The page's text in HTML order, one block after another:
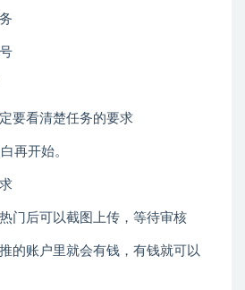
要看清楚任务的要求
再开始。
门后可以截图上传，等待审核
的账户里就会有钱，有钱就可以